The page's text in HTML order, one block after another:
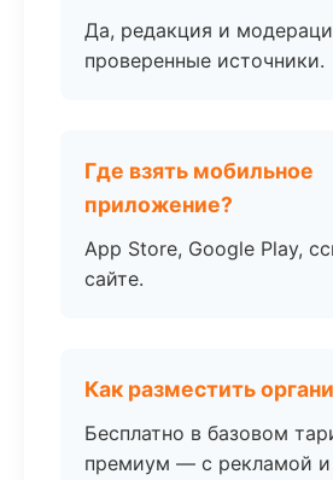
Да, редакция и
проверенные источники.
Где взять мобильное
приложение?
App Store, Google Play,
сайте.
Как разместить
Бесплатно в базовом
премиум — с рекламой и